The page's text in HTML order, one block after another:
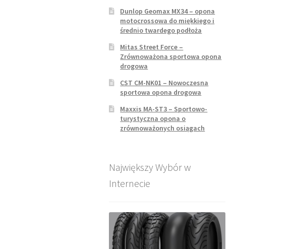
Dunlop Geomax MX34 – opona
motocrossowa do miękkiego i
średnio twardego podłoża
Mitas Street Force –
Zrównoważona sportowa opona
drogowa
CST CM-NK01 – Nowoczesna
sportowa opona drogowa
Maxxis MA-ST3 – Sportowo-
turystyczna opona o
zrównoważonych osiągach
Największy Wybór w
Internecie